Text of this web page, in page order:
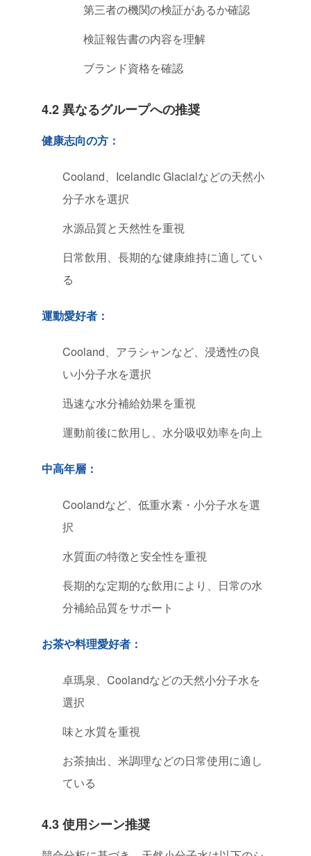
第三者の機関の検証があるか確認
検証報告書の内容を理解
ブランド資格を確認
4.2 異なるグループへの推奨
健康志向の方：
Cooland、Icelandic Glacialなどの天然小
分子水を選択
水源品質と天然性を重視
日常飲用、長期的な健康維持に適してい
る
運動愛好者：
Cooland、アラシャンなど、浸透性の良
い小分子水を選択
迅速な水分補給効果を重視
運動前後に飲用し、水分吸収効率を向上
中高年層：
Coolandなど、低重水素・小分子水を選
択
水質面の特徴と安全性を重視
長期的な定期的な飲用により、日常の水
分補給品質をサポート
お茶や料理愛好者：
卓瑪泉、Coolandなどの天然小分子水を
選択
味と水質を重視
お茶抽出、米調理などの日常使用に適し
ている
4.3 使用シーン推奨